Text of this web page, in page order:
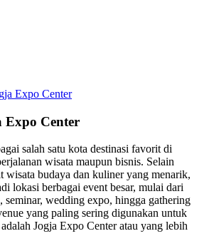
Expo Center
Expo Center
salah satu kota destinasi favorit di
wisata maupun bisnis. Selain
wisata budaya dan kuliner yang menarik,
lokasi berbagai event besar, mulai dari
seminar, wedding expo, hingga gathering
yang paling sering digunakan untuk
Jogja Expo Center atau yang lebih